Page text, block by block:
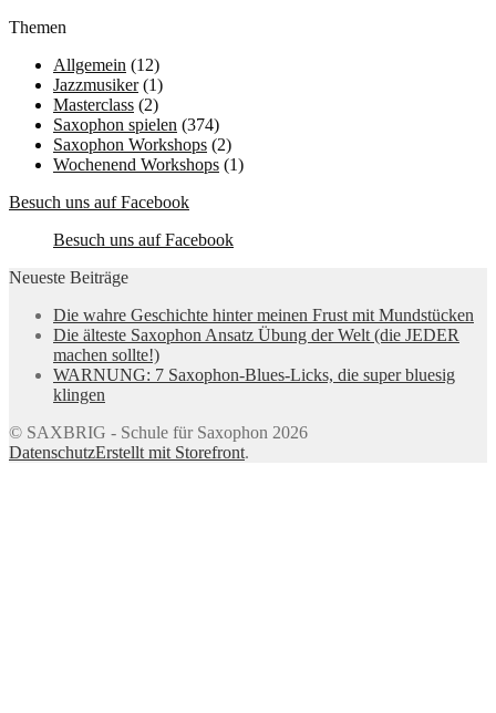
Themen
Allgemein (12)
Jazzmusiker(1)
Masterclass (2)
Saxophon spielen (374)
Saxophon Workshops (2)
Wochenend Workshops (1)
Besuch uns auf Facebook
Besuch uns auf Facebook
Neueste Beiträge
Die wahre Geschichte hinter meinen Frust mit Mundstücken
Die älteste Saxophon Ansatz Übung der Welt (die JEDER
machen sollte!)
WARNUNG: 7 Saxophon-Blues-Licks, die super bluesig
klingen
© SAXBRIG - Schule für Saxophon 2026
DatenschutzErstellt mit Storefront.